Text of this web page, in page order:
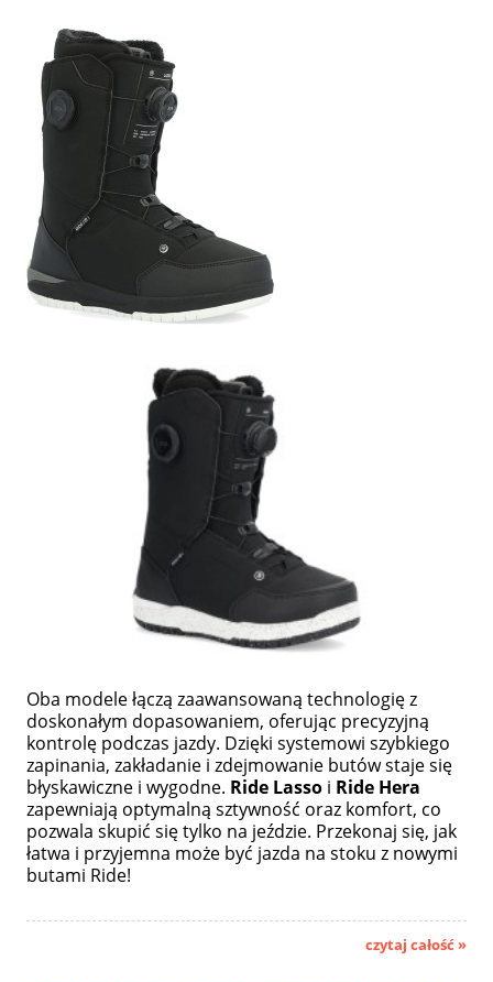
Oba modele łączą zaawansowaną technologię z
doskonałym dopasowaniem, oferując precyzyjną
kontrolę podczas jazdy. Dzięki systemowi szybkiego
zapinania, zakładanie i zdejmowanie butów staje się
błyskawiczne i wygodne. Ride Lasso i Ride Hera
zapewniają optymalną sztywność oraz komfort, co
pozwala skupić się tylko na jeździe. Przekonaj się, jak
łatwa i przyjemna może być jazda na stoku z nowymi
butami Ride!
czytaj całość »